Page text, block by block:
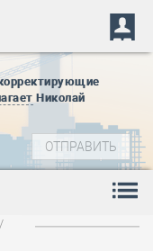
Николай
/